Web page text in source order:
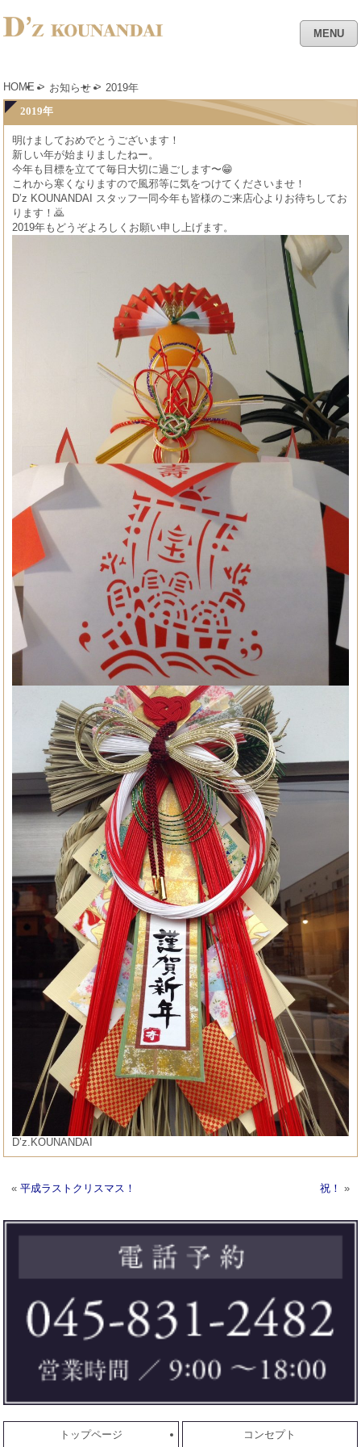
MENU
HOME > お知らせ > 2019年
2019年
明けましておめでとうございます！
新しい年が始まりましたねー。
今年も目標を立てて毎日大切に過ごします〜😁
これから寒くなりますので風邪等に気をつけてくださいませ！
D’z KOUNANDAI スタッフ一同今年も皆様のご来店心よりお待ちしてお
ります！🙇
2019年もどうぞよろしくお願い申し上げます。
D’z.KOUNANDAI
«平成ラストクリスマス！ 祝！ »
トップページ コンセプト